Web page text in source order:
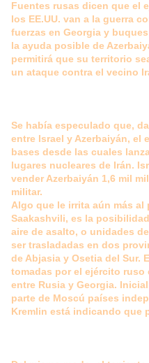
Fuentes rusas dicen que el
los EE.UU. van a la guerra
fuerzas en Georgia y
la ayuda posible de
permitirá que su territorio
un ataque contra el vecino
Se había especulado que,
entre Israel y Azerbaiyán, el
bases desde las cuales
lugares nucleares de Irán.
vender Azerbaiyán 1,6 mil
militar.
Algo que le irrita aún más al
Saakashvili, es la
aire de asalto, o unidades
ser trasladadas en dos
de Abjasia y Osetia del Sur.
tomadas por el ejército ruso
entre Rusia y Georgia.
parte de Moscú países
Kremlin está indicando que